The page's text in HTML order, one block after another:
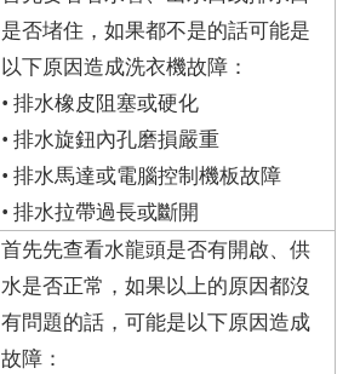
是否堵住，如果都不是的話可能是
以下原因造成洗衣機故障：
• 排水橡皮阻塞或硬化
• 排水旋鈕內孔磨損嚴重
• 排水馬達或電腦控制機板故障
• 排水拉帶過長或斷開
首先先查看水龍頭是否有開啟、供
水是否正常，如果以上的原因都沒
有問題的話，可能是以下原因造成
故障：